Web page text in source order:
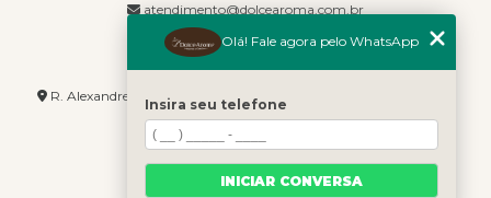
atendimento@dolcearoma.com.br
Endereço
R. Alexandre de Barros, 1730 - Jordão - Cuiabá - MT - 78085-636
Olá! Fale agora pelo WhatsApp
Insira seu telefone
INICIAR CONVERSA